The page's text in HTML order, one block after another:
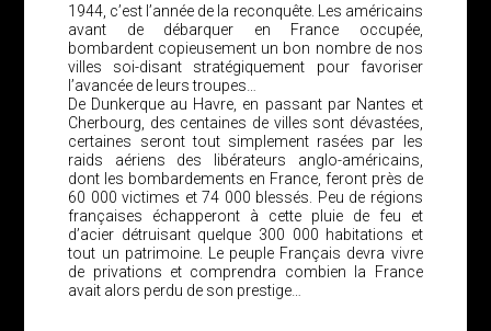
1944, c’est l’année de la reconquête. Les américains
avant de débarquer en France occupée,
bombardent copieusement un bon nombre de nos
villes soi-disant stratégiquement pour favoriser
l’avancée de leurs troupes…
De Dunkerque au Havre, en passant par Nantes et
Cherbourg, des centaines de villes sont dévastées,
certaines seront tout simplement rasées par les
raids aériens des libérateurs anglo-américains,
dont les bombardements en France, feront près de
60 000 victimes et 74 000 blessés. Peu de régions
françaises échapperont à cette pluie de feu et
d’acier détruisant quelque 300 000 habitations et
tout un patrimoine. Le peuple Français devra vivre
de privations et comprendra combien la France
avait alors perdu de son prestige…